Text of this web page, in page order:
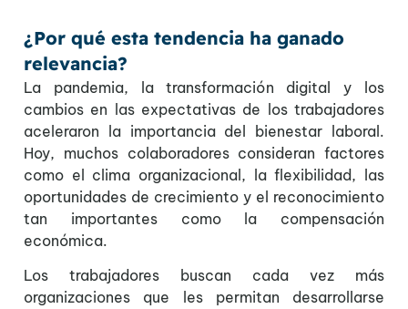
¿Por qué esta tendencia ha ganado
relevancia?
La pandemia, la transformación digital y los
cambios en las expectativas de los trabajadores
aceleraron la importancia del bienestar laboral.
Hoy, muchos colaboradores consideran factores
como el clima organizacional, la flexibilidad, las
oportunidades de crecimiento y el reconocimiento
tan importantes como la compensación
económica.
Los trabajadores buscan cada vez más
organizaciones que les permitan desarrollarse